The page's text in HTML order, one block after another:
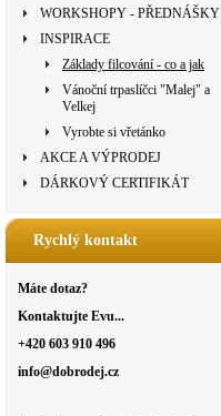
WORKSHOPY - PŘEDNÁŠKY
INSPIRACE
Základy filcování - co a jak
Vánoční trpaslíčci "Malej" a
Velkej
Vyrobte si vřetánko
AKCE A VÝPRODEJ
DÁRKOVÝ CERTIFIKÁT
Rychlý kontakt
Máte dotaz?
Kontaktujte Evu...
+420 603 910 496
info@dobrodej.cz